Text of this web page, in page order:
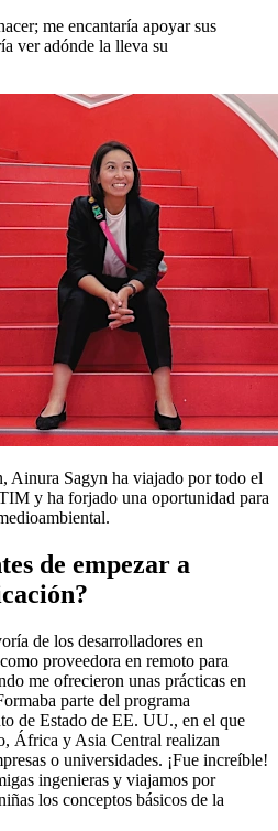
me encantaría apoyar sus
ver adónde la lleva su
Ainura Sagyn ha viajado por todo el
y ha forjado una oportunidad para
de empezar a
de los desarrolladores en
proveedora en remoto para
me ofrecieron unas prácticas en
parte del programa
de Estado de EE. UU., en el que
África y Asia Central realizan
o universidades. ¡Fue increíble!
ingenieras y viajamos por
los conceptos básicos de la